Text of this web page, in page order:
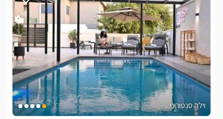
וילה סנטוריני